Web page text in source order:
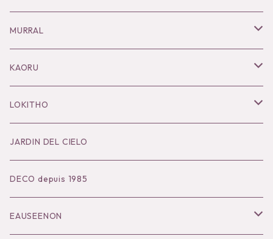
Necklace
Pierce
Bracelet／Bangle
Ring
Brooch
Hair Accessories
MURRAL
Outer
Tops
Bottoms
Dress
Accessories
KAORU
Necklace
Pierce
Ear Cuff
Bangle
LOKITHO
Tops
Bottoms
Dress
JARDIN DEL CIELO
DECO depuis 1985
EAUSEENON